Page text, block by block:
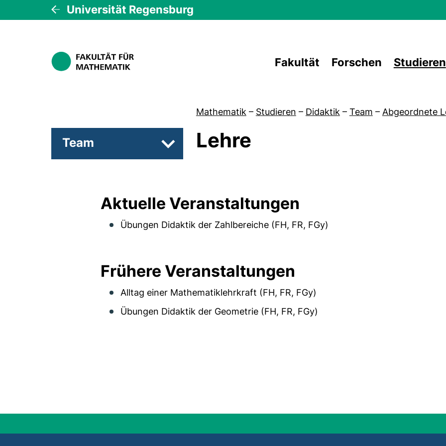
Universität Regensburg
Fakultät Forschen Studieren
Mathematik – Studieren – Didaktik – Team – Abgeordnete
Team Unterseiten von Leitung & Sekretariat
Lehre
Aktuelle Veranstaltungen
Übungen Didaktik der Zahlbereiche (FH, FR, FGy)
Frühere Veranstaltungen
Alltag einer Mathematiklehrkraft (FH, FR, FGy)
Übungen Didaktik der Geometrie (FH, FR, FGy)